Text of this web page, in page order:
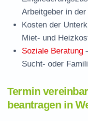
Arbeitgeber in der
Kosten der
Miet- und
Soziale Beratung
Sucht- oder
Termin
beantragen in